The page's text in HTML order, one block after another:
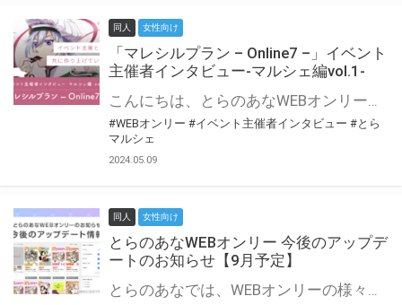
同人 女性向け
「マレシルプラン – Online7 –」イベント
主催者インタビュー-マルシェ編vol.1-
こんにちは、とらのあなWEBオンリー運営スタッフです。 新たにお届けする、イベント主催者インタビュー-マルシェ編-は、 とらのあなWEBオンリー「マルシェ」をご利用した主催様に 「マルシェ」を使って開催した感想や心がけをお聞きする企画です。 今回は、WEBオンリー開催7回目迎えた「マレシルプラン – Online7 –」より、 主催の玉川うた様にお話を伺いました。 ▼マレシルプランのインタビュー前回記事 「イベント主催者インタビュー vol.6」はこちら 協力：玉川うた様（マレシルプラン実行委員会 代表）／イベント公式Twitter（@mallesil_plan） とらのあなWEBオンリー「マルシェ」とは？ WEBオンリーでリアルタイムでコミュニケーションがとれるオンライン会場です。
#WEBオンリー #イベント主催者インタビュー #とら
マルシェ
2024.05.09
同人 女性向け
とらのあなWEBオンリー 今後のアップデ
ートのお知らせ【9月予定】
とらのあなでは、WEBオンリーの様々な支援を実施しています。 今回は2021年9月に実装を予定しているアップデート情報についてご紹介いたします。 とらのあなWEBオンリーサイトはこちら